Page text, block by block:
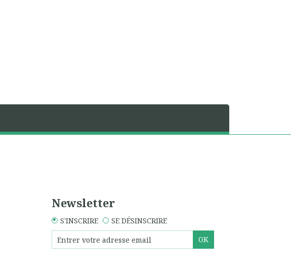
Newsletter
S'INSCRIRE SE DÉSINSCRIRE